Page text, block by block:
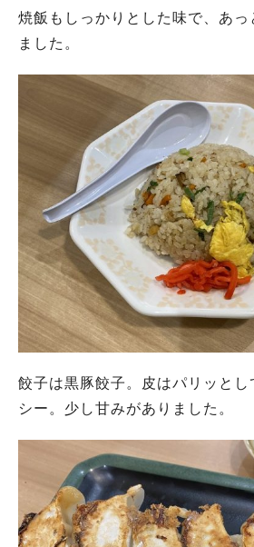
焼飯もしっかりとした味で、あ
ました。
餃子は黒豚餃子。皮はパリッとし
シー。少し甘みがありました。